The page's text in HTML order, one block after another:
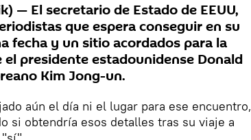
— El secretario de Estado de EEUU,
que espera conseguir en su
fecha y un sitio acordados para la
presidente estadounidense Donald
Kim Jong-un.
aún el día ni el lugar para ese encuentro,
si obtendría esos detalles tras su viaje a